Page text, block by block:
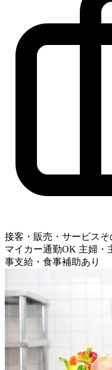
接客・販売・サービスそ
マイカー通勤OK 主婦・
事支給・食事補助あり